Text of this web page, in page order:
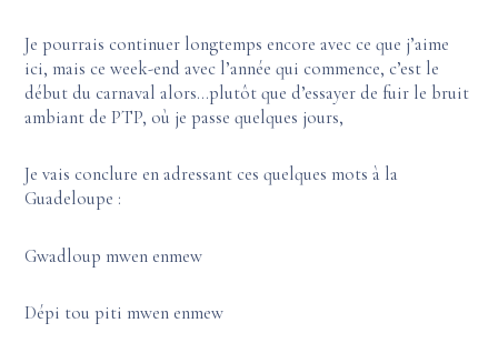
Je pourrais continuer longtemps encore avec ce que j’aime
ici, mais ce week-end avec l’année qui commence, c’est le
début du carnaval alors…plutôt que d’essayer de fuir le bruit
ambiant de PTP, où je passe quelques jours,
Je vais conclure en adressant ces quelques mots à la
Guadeloupe :
Gwadloup mwen enmew
Dépi tou piti mwen enmew